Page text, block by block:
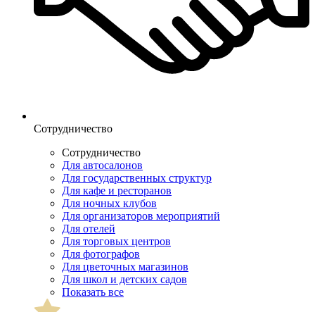
Сотрудничество
Сотрудничество
Для автосалонов
Для государственных структур
Для кафе и ресторанов
Для ночных клубов
Для организаторов мероприятий
Для отелей
Для торговых центров
Для фотографов
Для цветочных магазинов
Для школ и детских садов
Показать все